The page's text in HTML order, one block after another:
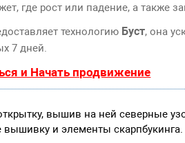
где рост или падение, а также
технологию Буст, она
7 дней.
и Начать продвижение
вышив на ней северные
и элементы скарпбукинга.